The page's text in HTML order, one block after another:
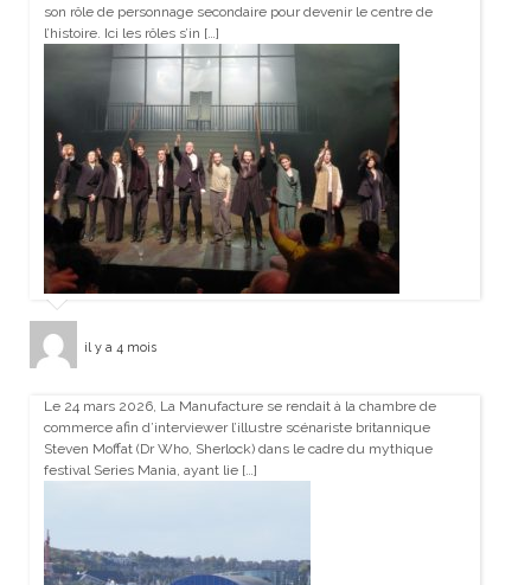
son rôle de personnage secondaire pour devenir le centre de
l’histoire. Ici les rôles s’in […]
il y a 4 mois
Le 24 mars 2026, La Manufacture se rendait à la chambre de
commerce afin d’interviewer l’illustre scénariste britannique
Steven Moffat (Dr Who, Sherlock) dans le cadre du mythique
festival Series Mania, ayant lie […]